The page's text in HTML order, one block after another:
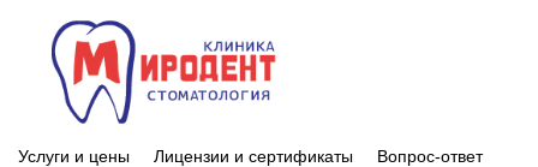
Услуги и цены Лицензии и сертификаты
Вопрос-ответ